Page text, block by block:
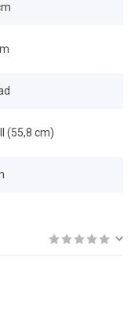
(55,8 cm)